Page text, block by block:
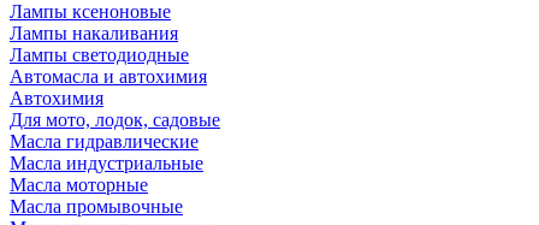
Лампы ксеноновые
Лампы накаливания
Лампы светодиодные
Автомасла и автохимия
Автохимия
Для мото, лодок, садовые
Масла гидравлические
Масла индустриальные
Масла моторные
Масла промывочные